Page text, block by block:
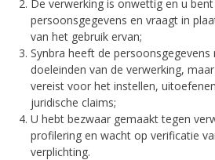
De verwerking is onwettig en u
persoonsgegevens en vraagt in
van het gebruik ervan;
Synbra heeft de
doeleinden van de verwerking,
vereist voor het instellen,
juridische claims;
U hebt bezwaar gemaakt tegen
profilering en wacht op verificatie
verplichting.